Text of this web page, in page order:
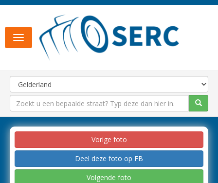
Toggle
navigation
Vorige foto
Deel deze foto op FB
Volgende foto